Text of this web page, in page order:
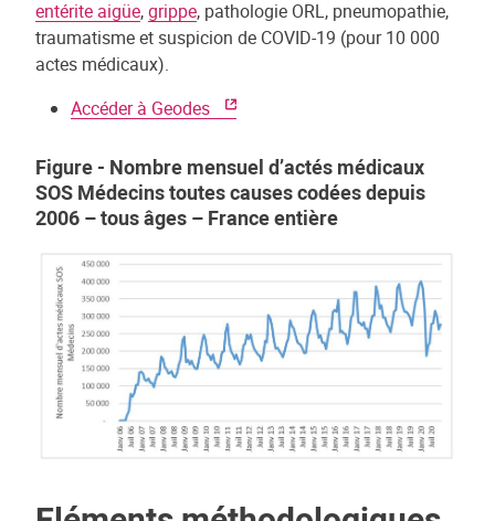
entérite aigüe,grippe, pathologie ORL, pneumopathie,
traumatisme et suspicion de COVID-19 (pour 10 000
actes médicaux).
Accéder à Geodes
Figure - Nombre mensuel d’actés médicaux
SOS Médecins toutes causes codées depuis
2006 – tous âges – France entière